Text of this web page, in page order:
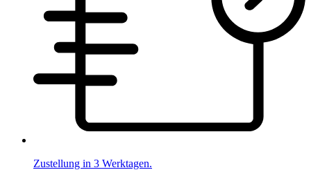
Zustellung in 3 Werktagen.